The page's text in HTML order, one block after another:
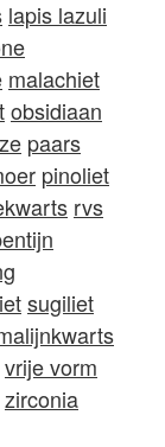
lapis lazuli
malachiet
obsidiaan
paars
pinoliet
rvs
sugiliet
vrije vorm
zirconia